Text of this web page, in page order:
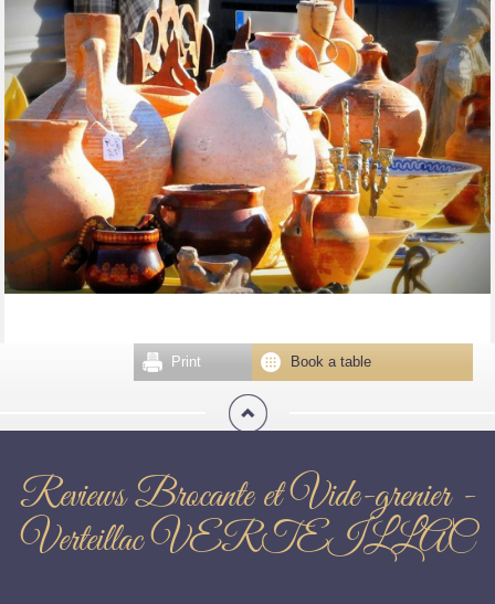
Book a table
Print
Reviews Brocante et Vide-grenier -
Verteillac VERTEILLAC